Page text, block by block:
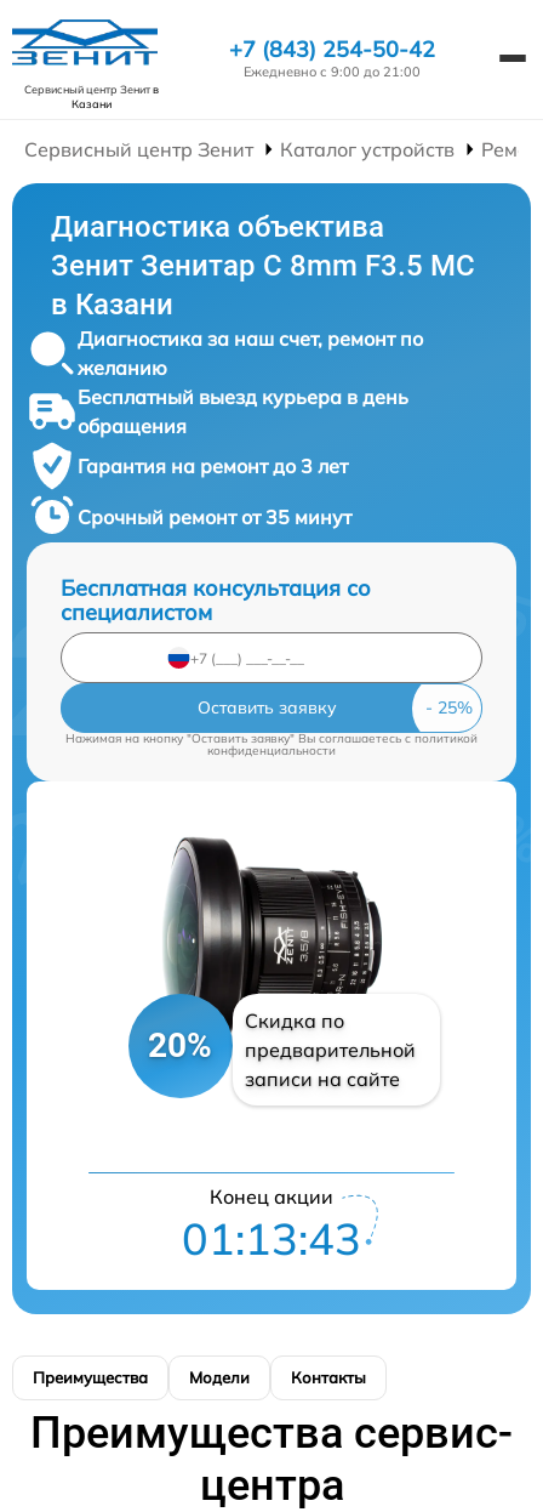
Сервисный центр Зенитв
Казани
+7 (843) 254-50-42
Ежедневно с 9:00 до 21:00
Сервисный центр Зенит Каталог устройств
Диагностика объектива
Зенит Зенитар C 8mm F3.5 МС
в Казани
Диагностика за наш счет, ремонт по
желанию
Бесплатный выезд курьера в день
обращения
Гарантия на ремонт до 3 лет
Срочный ремонт от 35 минут
Бесплатная консультация со
специалистом
Оставить заявку
Нажимая на кнопку "Оставить заявку" Вы соглашаетесь cполитикой
конфиденциальности
20%
Скидка по
предварительной
записи на сайте
Конец акции
01:13:43
Преимущества Модели Контакты
Преимущества сервис-
центра